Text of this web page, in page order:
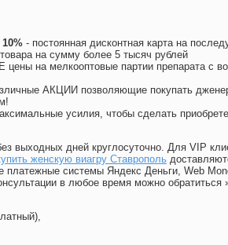
- постоянная дисконтная карта на
товара на сумму более 5 тысяч рублей
на мелкооптовые партии препарата с
АКЦИИ позволяющие покупать
усилия, чтобы сделать
выходных дней круглосуточно. Для VIP
женскую виагру Ставрополь
платежные системы Яндекс Деньги, Web
в любое время можно обратиться